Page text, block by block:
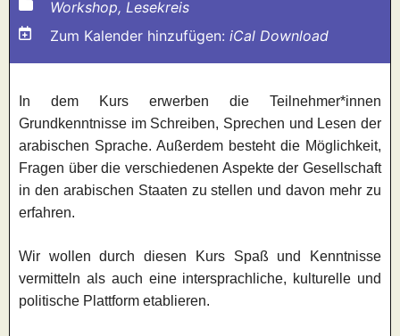
Workshop, Lesekreis
Zum Kalender hinzufügen: iCal Download
In dem Kurs erwerben die Teilnehmer*innen
Grundkenntnisse im Schreiben, Sprechen und Lesen der
arabischen Sprache. Außerdem besteht die Möglichkeit,
Fragen über die verschiedenen Aspekte der Gesellschaft
in den arabischen Staaten zu stellen und davon mehr zu
erfahren.
Wir wollen durch diesen Kurs Spaß und Kenntnisse
vermitteln als auch eine intersprachliche, kulturelle und
politische Plattform etablieren.